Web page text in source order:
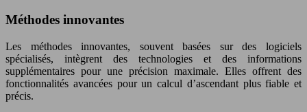
Méthodes innovantes
Les méthodes innovantes, souvent basées sur des logiciels
spécialisés, intègrent des technologies et des informations
supplémentaires pour une précision maximale. Elles offrent des
fonctionnalités avancées pour un calcul d’ascendant plus fiable et
précis.